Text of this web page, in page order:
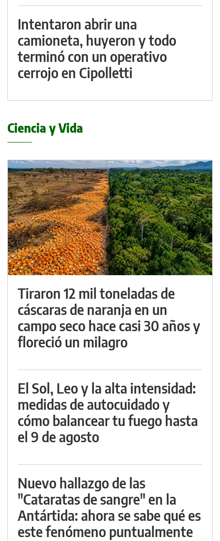
Intentaron abrir una
camioneta, huyeron y todo
terminó con un operativo
cerrojo en Cipolletti
Ciencia y Vida
Tiraron 12 mil toneladas de
cáscaras de naranja en un
campo seco hace casi 30 años y
floreció un milagro
El Sol, Leo y la alta intensidad:
medidas de autocuidado y
cómo balancear tu fuego hasta
el 9 de agosto
Nuevo hallazgo de las
"Cataratas de sangre" en la
Antártida: ahora se sabe qué es
este fenómeno puntualmente